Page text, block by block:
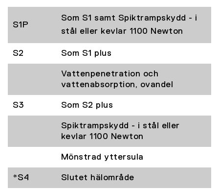
S1P
Som S1 samt Spiktrampskydd - i
stål eller kevlar 1100 Newton
S2 Som S1 plus
Vattenpenetration och
vattenabsorption, ovandel
S3 Som S2 plus
Spiktrampskydd - i stål eller
kevlar 1100 Newton
Mönstrad yttersula
*S4 Slutet hälområde